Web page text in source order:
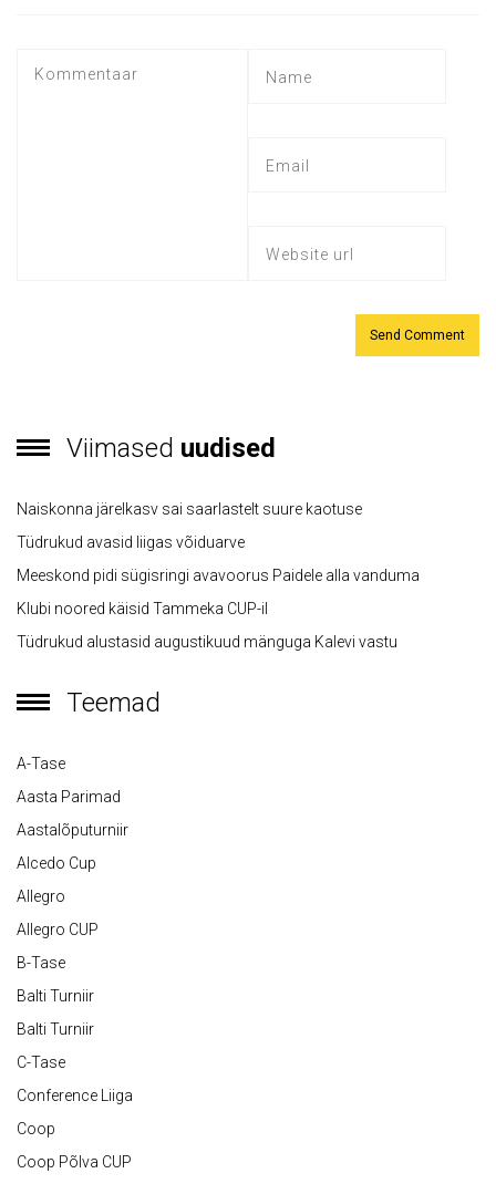
Viimased uudised
Naiskonna järelkasv sai saarlastelt suure kaotuse
Tüdrukud avasid liigas võiduarve
Meeskond pidi sügisringi avavoorus Paidele alla vanduma
Klubi noored käisid Tammeka CUP-il
Tüdrukud alustasid augustikuud mänguga Kalevi vastu
Teemad
A-Tase
Aasta Parimad
Aastalõputurniir
Alcedo Cup
Allegro
Allegro CUP
B-Tase
Balti Turniir
Balti Turniir
C-Tase
Conference Liiga
Coop
Coop Põlva CUP